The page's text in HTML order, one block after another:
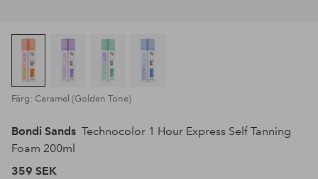
Färg: Caramel (Golden Tone)
Bondi Sands Technocolor 1 Hour Express Self Tanning
Foam 200ml
359 SEK